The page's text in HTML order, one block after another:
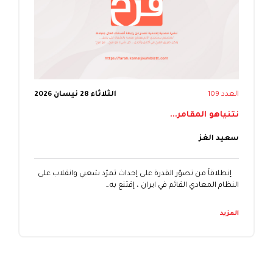
العدد 109 الثلاثاء 28 نيسان 2026
نتنياهو المقامر...
سعيد الغز
إنطلاقاً من تصوّر القدرة على إحداث تمرّد شعبي وانقلاب على
النظام المعادي القائم في ايران ، إقتنع به…
المزيد